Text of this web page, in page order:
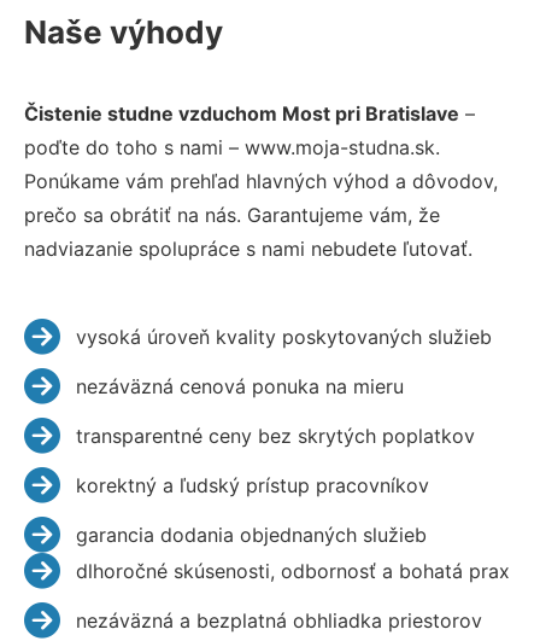
Naše výhody
Čistenie studne vzduchom Most pri Bratislave –
poďte do toho s nami – www.moja-studna.sk.
Ponúkame vám prehľad hlavných výhod a dôvodov,
prečo sa obrátiť na nás. Garantujeme vám, že
nadviazanie spolupráce s nami nebudete ľutovať.
vysoká úroveň kvality poskytovaných služieb
nezáväzná cenová ponuka na mieru
transparentné ceny bez skrytých poplatkov
korektný a ľudský prístup pracovníkov
garancia dodania objednaných služieb
dlhoročné skúsenosti, odbornosť a bohatá prax
nezáväzná a bezplatná obhliadka priestorov